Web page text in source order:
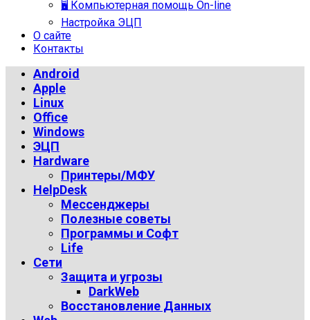
🖥 Компьютерная помощь On-line
Настройка ЭЦП
О сайте
Контакты
Android
Apple
Linux
Office
Windows
ЭЦП
Hardware
Принтеры/МФУ
HelpDesk
Мессенджеры
Полезные советы
Программы и Софт
Life
Сети
Защита и угрозы
DarkWeb
Восстановление Данных